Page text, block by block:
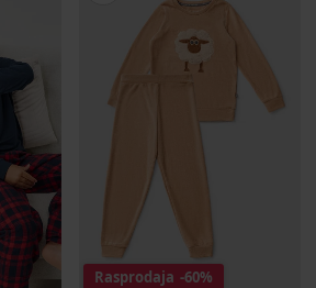
Rasprodaja -60%